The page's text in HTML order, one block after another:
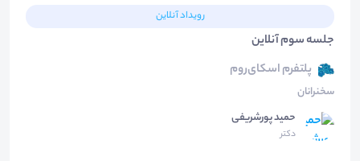
رویداد آنلاین
جلسه سوم آنلاین
پلتفرم اسکای‌روم
سخنرانان
حمید پورشریفی
دکتر